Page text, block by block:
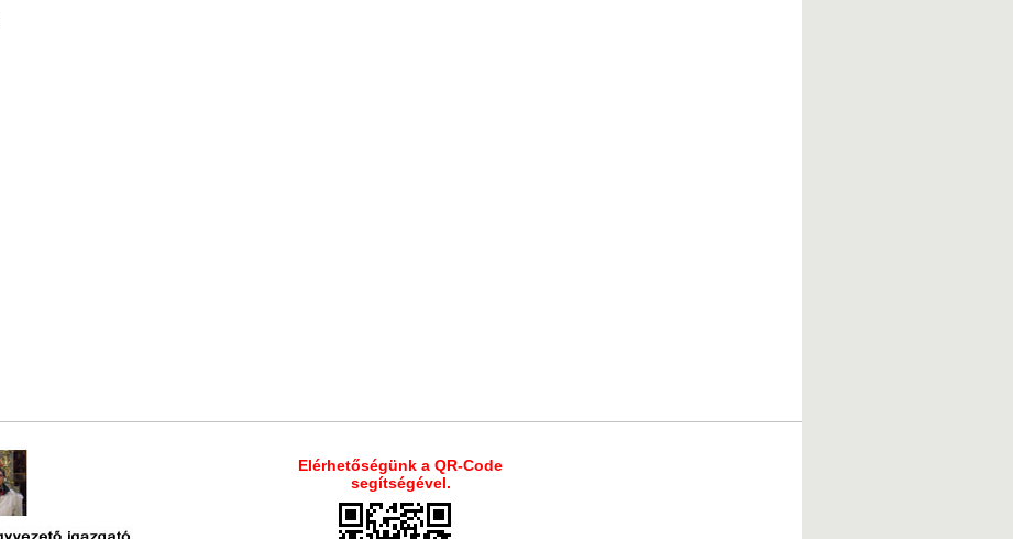
Elérhetőségünk a QR-Code
segítségével.